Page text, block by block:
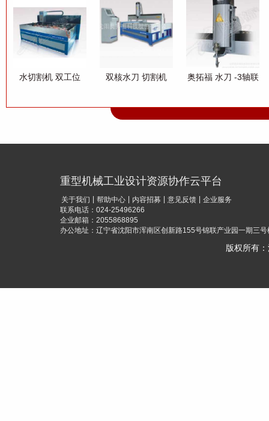
水切割机 双工位
双核水刀 切割机
A12+B-3020BA数
奥拓福 水刀 -3轴联
重型机械工业设计资源协作云平台
关于我们 | 帮助中心 | 内容招募 | 意见反馈 | 企业服务
联系电话：024-25496266
企业邮箱：2055868895
办公地址：辽宁省沈阳市浑南区创新路155号锦联产业园一期三
版权所有